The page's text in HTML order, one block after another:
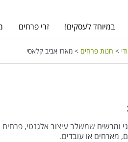
במיוחד לעסקים! זרי פרחים
> חנות פרחים > מארז אביב קלאסי
ומרשים שמשלב עיצוב אלגנטי,
מארחים או עובדים.